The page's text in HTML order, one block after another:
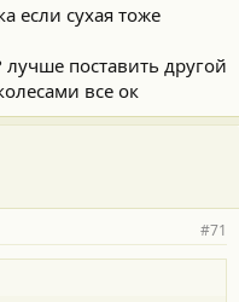
если сухая тоже
поставить другой
все ок
#71